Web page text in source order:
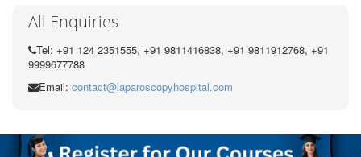
All Enquiries
Tel: +91 124 2351555, +91 9811416838, +91 9811912768, +91
9999677788
Email: contact@laparoscopyhospital.com